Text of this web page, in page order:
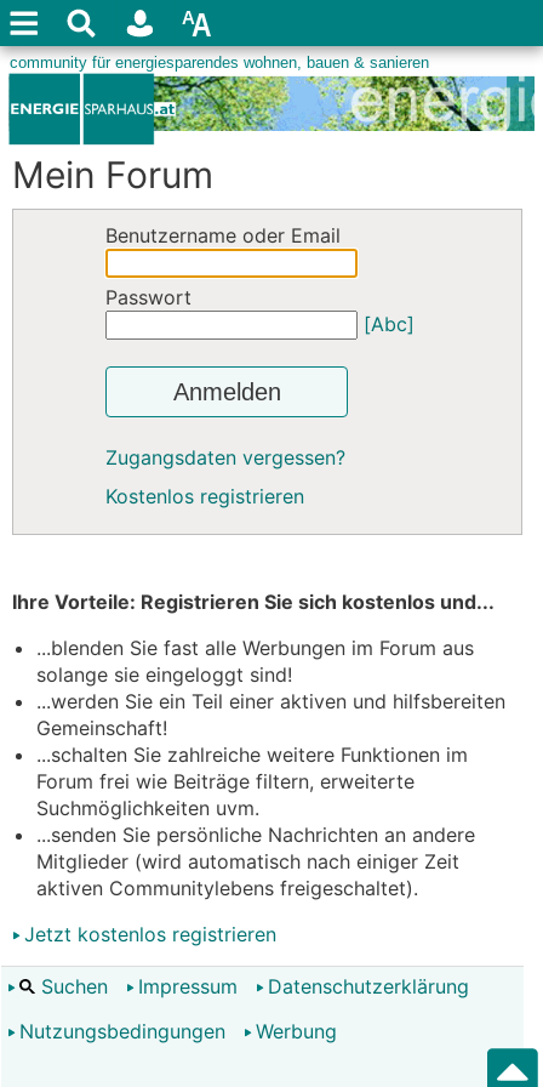
Mein Forum
Benutzername oder Email
Passwort
[Abc]
Anmelden
Zugangsdaten vergessen?
Kostenlos registrieren
Ihre Vorteile: Registrieren Sie sich kostenlos und...
...blenden Sie fast alle Werbungen im Forum aus
solange sie eingeloggt sind!
...werden Sie ein Teil einer aktiven und hilfsbereiten
Gemeinschaft!
...schalten Sie zahlreiche weitere Funktionen im
Forum frei wie Beiträge filtern, erweiterte
Suchmöglichkeiten uvm.
...senden Sie persönliche Nachrichten an andere
Mitglieder (wird automatisch nach einiger Zeit
aktiven Communitylebens freigeschaltet).
Jetzt kostenlos registrieren
Suchen Impressum
Datenschutzerklärung
Nutzungsbedingungen
Werbung